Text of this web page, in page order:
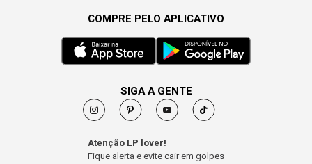
COMPRE PELO APLICATIVO
SIGA A GENTE
Atenção LP lover!
Fique alerta e evite cair em golpes